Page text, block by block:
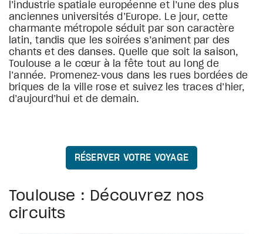
l’industrie spatiale européenne et l’une des plus
anciennes universités d’Europe. Le jour, cette
charmante métropole séduit par son caractère
latin, tandis que les soirées s’animent par des
chants et des danses. Quelle que soit la saison,
Toulouse a le cœur à la fête tout au long de
l’année. Promenez-vous dans les rues bordées de
briques de la ville rose et suivez les traces d’hier,
d’aujourd’hui et de demain.
RÉSERVER VOTRE VOYAGE
Toulouse : Découvrez nos
circuits